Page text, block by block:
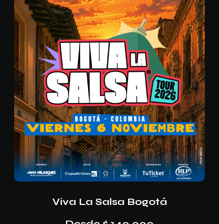
Viva La Salsa Bogotá